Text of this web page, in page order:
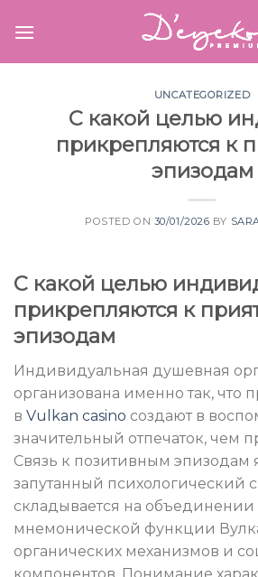
UNCATEGORIZED
С какой целью
прикрепляются к
эпизодам
POSTED ON 30/01/2026 BY
С какой целью
прикрепляются к
эпизодам
Индивидуальная душевная
организована именно так, что
в Vulkan casino создают в
значительный отпечаток, чем
Связь к позитивным эпизодам
запутанный психологический
складывается на
мнемонической функции
органических механизмов и